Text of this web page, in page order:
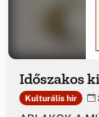
Időszakos
Kulturális hír